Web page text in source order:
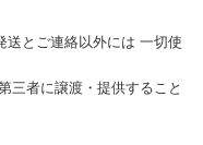
送とご連絡以外には 一切使
三者に譲渡・提供すること